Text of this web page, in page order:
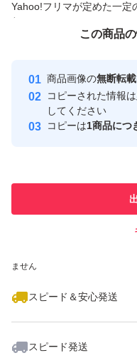
Yahoo!フリマが定めた一定
付与しています
安心取引出品者
取引実績
ません
スピード＆安心発送
スピード発送
この商品
商品画像の無断転
コピーされた情報は
してください
コピーは1商品につ
この商品をみている人